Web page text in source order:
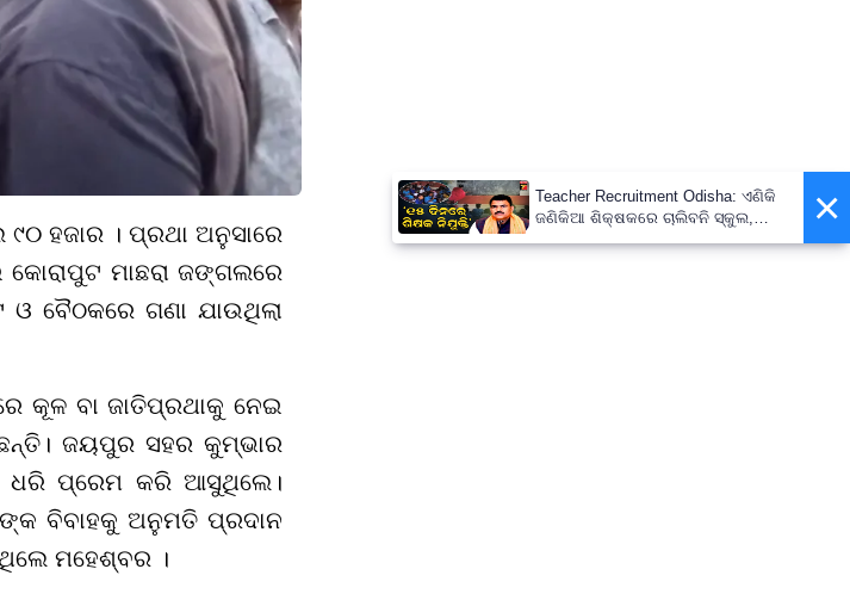
ହଜାର । ପ୍ରଥା ଅନୁସାରେ
ମାଛରା ଜଙ୍ଗଲରେ
ଓ ବୈଠକରେ ଗଣା ଯାଉଥିଲା
କୂଳ ବା ଜାତିପ୍ରଥାକୁ ନେଇ
ଜୟପୁର ସହର କୁମ୍ଭାର
ଧରି ପ୍ରେମ କରି ଆସୁଥିଲେ।
ବିବାହକୁ ଅନୁମତି ପ୍ରଦାନ
ମହେଶ୍ବର ।
×
Teacher Recruitment Odisha: ଏଣିକି
ଜଣିକିଆ ଶିକ୍ଷକରେ ଚାଲିବନି ସ୍କୁଲ,